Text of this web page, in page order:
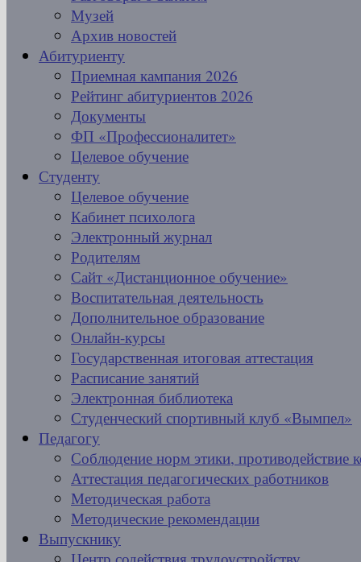
Музей
Архив новостей
Абитуриенту
Приемная кампания 2026
Рейтинг абитуриентов 2026
Документы
ФП «Профессионалитет»
Целевое обучение
Студенту
Целевое обучение
Кабинет психолога
Электронный журнал
Родителям
Сайт «Дистанционное обучение»
Воспитательная деятельность
Дополнительное образование
Онлайн-курсы
Государственная итоговая аттестация
Расписание занятий
Электронная библиотека
Студенческий спортивный клуб «Вымпел»
Педагогу
Соблюдение норм этики, противодействие
Аттестация педагогических работников
Методическая работа
Методические рекомендации
Выпускнику